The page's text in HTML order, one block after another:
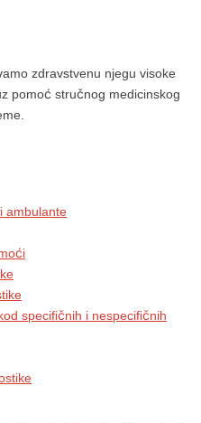
zdravstvenu njegu visoke
pomoć stručnog medicinskog
ambulante
specifičnih i nespecifičnih